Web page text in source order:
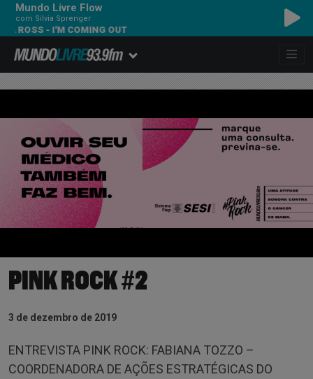
Mundo Livre Flow
com Silvia Sprenger
ROSS - I'M COMING OUT
PINK ROCK #2
3 de dezembro de 2019
ENTREVISTA PINK ROCK: FABIANA TOZZO –
COORDENADORA DE AÇÕES ESTRATÉGICAS DO